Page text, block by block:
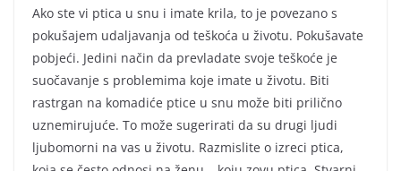
Ako ste vi ptica u snu i imate krila, to je povezano s
pokušajem udaljavanja od teškoća u životu. Pokušavate
pobjeći. Jedini način da prevladate svoje teškoće je
suočavanje s problemima koje imate u životu. Biti
rastrgan na komadiće ptice u snu može biti prilično
uznemirujuće. To može sugerirati da su drugi ljudi
ljubomorni na vas u životu. Razmislite o izreci ptica,